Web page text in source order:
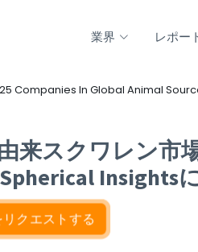
業界 レポー
Companies In Global Animal
来スクワレン市
Insights
クエストする